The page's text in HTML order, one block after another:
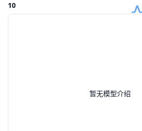
暂无模型介绍
10